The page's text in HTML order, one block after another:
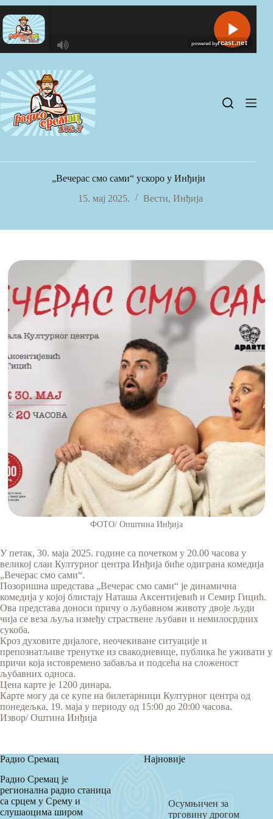
Skip
to
content
C
A
S
T
.
N
„Вечерас смо сами“ ускоро у Инђији
15. мај 2025.
Вести,Инђија
ФОТО/ Општина Инђија
У петак, 30. маја 2025. године са почетком у 20.00 часова у
великој слаи Културног центра Инђија биће одиграна комедија
„Вечерас смо сами“.
Позоришна шредстава „Вечерас смо сами“ је динамична
комедија у којој блистају Наташа Аксентијевић и Семир Гицић.
Ова представа доноси причу о љубавном животу двоје људи
чија се веза љуља између страствене љубави и немилосрдних
сукоба.
Кроз духовите дијалоге, неочекиване ситуације и
препознатљиве тренутке из свакодневице, публика ће уживати у
причи која истовремено забавља и подсећа на сложеност
љубавних односа.
Цена карте је 1200 динара.
Карте могу да се купе на билетарници Културног центра од
понедељка, 19. маја у периоду од 15:00 до 20:00 часова.
Извор/ Оштина Инђија
Радио Сремац
Радио Сремац је
регионална радио станица
са срцем у Срему и
слушаоцима широм
Најновије
Осумњичен за
трговину дрогом